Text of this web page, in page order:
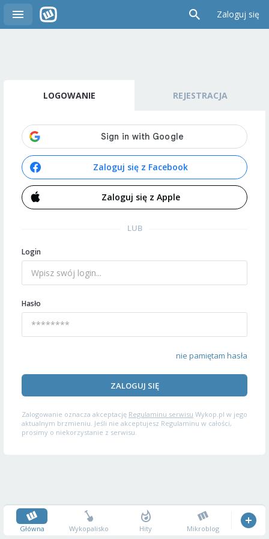
Zaloguj się
LOGOWANIE REJESTRACJA
Zaloguj się z Facebook
Zaloguj się z Apple
LUB
Login
Hasło
nie pamiętam hasła
ZALOGUJ SIĘ
Zalogowanie oznacza akceptację Regulaminu serwisu Wykop.pl w jego
aktualnym brzmieniu. Jeśli nie akceptujesz Regulaminu w całości,
prosimy o niekorzystanie z serwisu.
Główna Wykopalisko Hity Mikroblog